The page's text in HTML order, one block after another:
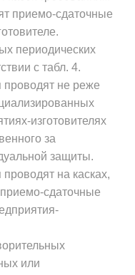
приемо-сдаточные
периодических
с табл. 4.
проводят не реже
изготовителях
за
защиты.
на касках,
сдаточные
или